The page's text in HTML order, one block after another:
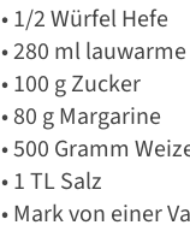
• 1/2 Würfel Hefe
• 280 ml
• 100 g Zucker
• 80 g Margarine
• 500 Gramm
• 1 TL Salz
• Mark von einer